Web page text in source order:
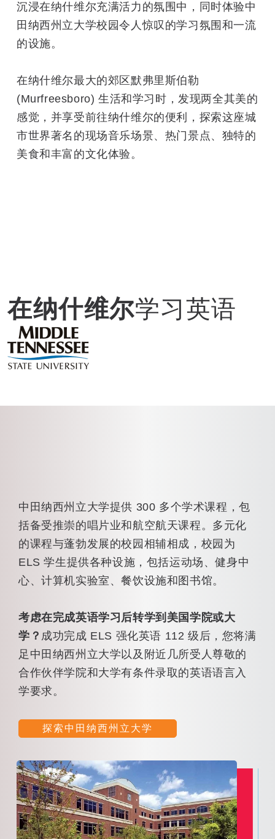
沉​​浸在纳什维尔充满活力的氛围中，同时体验中
田纳西州立大学校园令人惊叹的学习氛围和一流
的设施。
在纳什维尔最大的郊区默弗里斯伯勒
(Murfreesboro) 生活和学习时，发现两全其美的
感觉，并享受前往纳什维尔的便利，探索这座城
市世界著名的现场音乐场景、热门景点、独特的
美食和丰富的文化体验。
在纳什维尔学习英语
中田纳西州立大学提供 300 多个学术课程，包
括备受推崇的唱片业和航空航天课程。多元化
的课程与蓬勃发展的校园相辅相成，校园为
ELS 学生提供各种设施，包括运动场、健身中
心、计算机实验室、餐饮设施和图书馆。
考虑在完成英语学习后转学到美国学院或大
学？ 成功完成 ELS 强化英语 112 级后，您将满
足中田纳西州立大学以及附近几所受人尊敬的
合作伙伴学院和大学有条件录取的英语语言入
学要求。
探索中田纳西州立大学